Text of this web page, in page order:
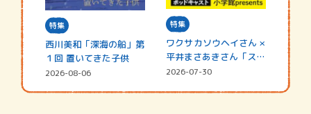
特集
西川美和「深海の船」第
１回 置いてきた子供
2026-08-06
特集
ワクサカソウヘイさん ×
平井まさあきさん「スペ
シャ…
2026-07-30